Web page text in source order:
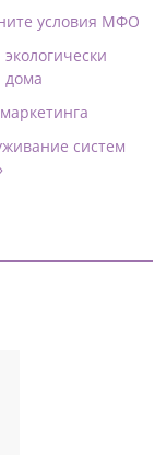
условия МФО
дома
систем